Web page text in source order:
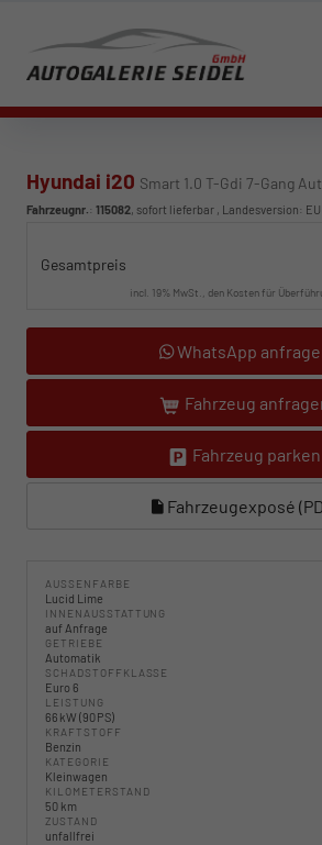
Hyundai i20 Smart 1.0 T-Gdi 7-Gang
Fahrzeugnr.: 115082, sofort lieferbar , Landesversion:
Gesamtpreis
incl. 19% MwSt., den Kosten für
WhatsApp
Fahrzeug
Fahrzeug parken
Fahrzeugexposé
AUSSENFARBE
Lucid Lime
INNENAUSSTATTUNG
auf Anfrage
GETRIEBE
Automatik
SCHADSTOFFKLASSE
Euro 6
LEISTUNG
66 kW (90 PS)
KRAFTSTOFF
Benzin
KATEGORIE
Kleinwagen
KILOMETERSTAND
50 km
ZUSTAND
unfallfrei